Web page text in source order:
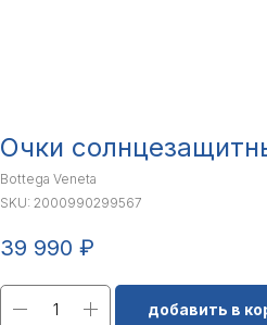
Очки
Bottega Veneta
SKU: 2000990299567
39 990 ₽
добавить в